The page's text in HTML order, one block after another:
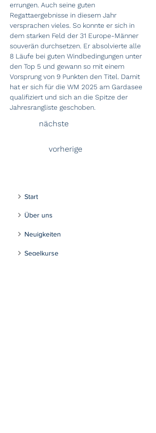
errungen. Auch seine guten
Regattaergebnisse in diesem Jahr
versprachen vieles. So konnte er sich in
dem starken Feld der 31 Europe-Männer
souverän durchsetzen. Er absolvierte alle
8 Läufe bei guten Windbedingungen unter
den Top 5 und gewann so mit einem
Vorsprung von 9 Punkten den Titel. Damit
hat er sich für die WM 2025 am Gardasee
qualifiziert und sich an die Spitze der
Jahresrangliste geschoben.
nächste
vorherige
Start
Über uns
Neuigkeiten
Segelkurse